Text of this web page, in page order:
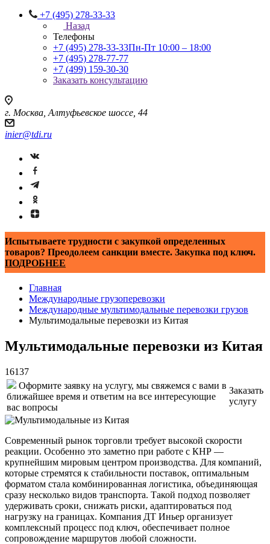
+7 (495) 278-33-33
Назад
Телефоны
+7 (495) 278-33-33Пн-Пт 10:00 – 18:00
+7 (495) 278-77-77
+7 (499) 159-30-30
Заказать консультацию
г. Москва, Алтуфьевское шоссе, 44
inier@tdi.ru
Испытываете трудности с закупкой определенных
товаров? Преодолеем санкции вместе. Закупка под ключ.
ПОДРОБНЕЕ
Главная
Международные грузоперевозки
Международные мультимодальные перевозки грузов
Мультимодальные перевозки из Китая
Мультимодальные перевозки из Китая
16137
Оформите заявку на услугу, мы свяжемся с вами в
ближайшее время и ответим на все интересующие
вас вопросы
Заказать
услугу
Современный рынок торговли требует высокой скорости
реакции. Особенно это заметно при работе с КНР —
крупнейшим мировым центром производства. Для компаний,
которые стремятся к стабильности поставок, оптимальным
форматом стала комбинированная логистика, объединяющая
сразу несколько видов транспорта. Такой подход позволяет
удерживать сроки, снижать риски, адаптироваться под
нагрузку на границах. Компания ДТ Иньер организует
комплексный процесс под ключ, обеспечивает полное
сопровождение маршрутов любой сложности.